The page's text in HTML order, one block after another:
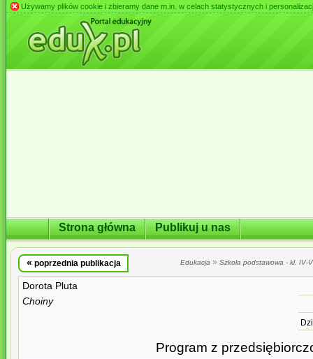
Używamy plików cookie i zbieramy dane m.in. w celach statystycznych i
Strona główna Publikuj u nas
« poprzednia publikacja Edukacja » Szkoła podstawowa - kl. IV-
Dorota Pluta
Choiny
Program z